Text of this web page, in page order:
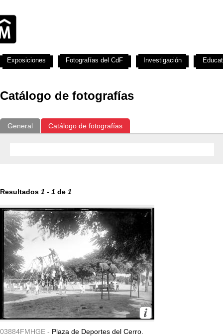
Catálogo de fotografías
General Catálogo de fotografías
Resultados 1 - 1 de 1
03884FMHGE - Plaza de Deportes del Cerro.
Exposiciones Fotografías del CdF Investigación